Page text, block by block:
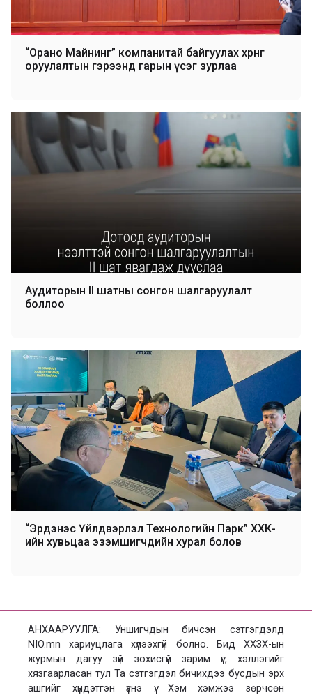
“Орано Майнинг” компанитай байгуулах хөрөнгө
оруулалтын гэрээнд гарын үсэг зурлаа
Аудиторын II шатны сонгон шалгаруулалт
боллоо
“Эрдэнэс Үйлдвэрлэл Технологийн Парк” ХХК-
ийн хувьцаа эзэмшигчдийн хурал болов
АНХААРУУЛГА: Уншигчдын бичсэн сэтгэгдэлд
NIO.mn хариуцлага хүлээхгүй болно. Бид ХХЗХ-ын
журмын дагуу зүй зохисгүй зарим үг, хэллэгийг
хязгаарласан тул Та сэтгэгдэл бичихдээ бусдын эрх
ашгийг хүндэтгэн үзнэ үү. Хэм хэмжээ зөрчсөн